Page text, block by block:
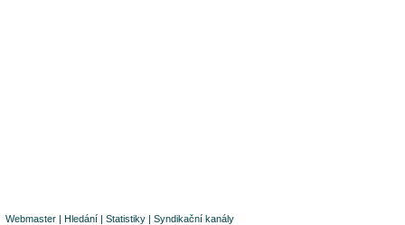
Webmaster | Hledání | Statistiky | Syndikační kanály